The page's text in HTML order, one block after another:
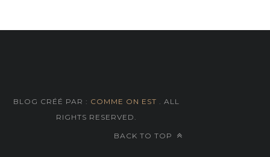
BLOG CRÉÉ PAR : COMME ON EST
. ALL
RIGHTS RESERVED.
BACK TO TOP